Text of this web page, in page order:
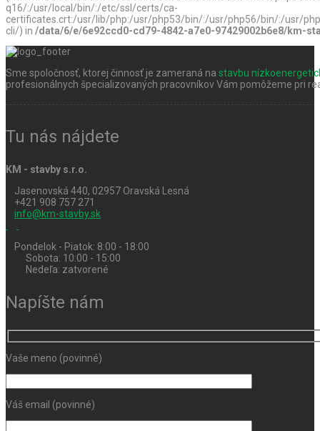
q16/:/usr/local/bin/:/etc/ssl/certs/ca-
certificates.crt:/usr/lib/php:/usr/php53/bin/:/usr/php56/bin/:/usr/
cli/) in /data/6/e/6e92ccd0-cd79-4842-a7e0-97429002b6e8/km-
Sme spoločnosť, ktorej činnosť je zameraná na stavbu
profesionálnych špecializovaných pracovníkov Vám pomôžeme pri
Tu nás nájdete
KM - stavby s.r.o.
Jasenovská 440, 02957 Oravská Lesná
+421 908 757 271
info@km-stavby.sk
Pondelok - Piatok: 8:00 - 18:00
Sobota: 10:00 - 15:00
Nedeľa: zatvorené
Napíšte nám
Vaše meno (povinné)
Váš email (povinné)